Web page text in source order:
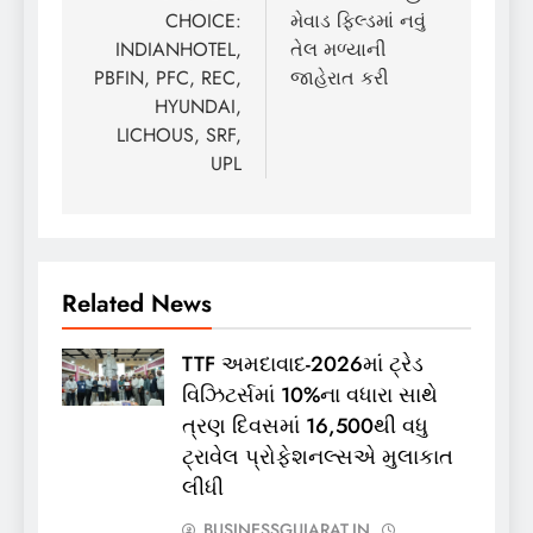
CHOICE:
INDIANHOTEL,
PBFIN, PFC, REC,
HYUNDAI,
LICHOUS, SRF,
UPL
મેવાડ ફિલ્ડમાં નવું
તેલ મળ્યાની
જાહેરાત કરી
Related News
TTF અમદાવાદ-2026માં ટ્રેડ
વિઝિટર્સમાં 10%ના વધારા સાથે
ત્રણ દિવસમાં 16,500થી વધુ
ટ્રાવેલ પ્રોફેશનલ્સએ મુલાકાત
લીધી